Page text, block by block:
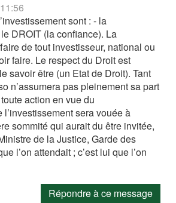
sont : - la
DROIT (la confiance). La
de tout investisseur, national ou
faire. Le respect du Droit est
savoir être (un Etat de Droit). Tant
n’assumera pas pleinement sa part
action en vue du
sera vouée à
sommité qui aurait du être invitée,
de la Justice, Garde des
l’on attendait ; c’est lui que l’on
Répondre à ce message